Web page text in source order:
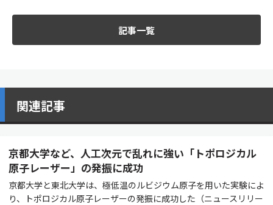
記事一覧
関連記事
京都大学など、人工次元で乱れに強い「トポロジカル
原⼦レーザー」の発振に成功
京都⼤学と東北⼤学は、極低温のルビジウム原⼦を⽤いた実験によ
り、トポロジカル原⼦レーザーの発振に成功した（ニュースリリー